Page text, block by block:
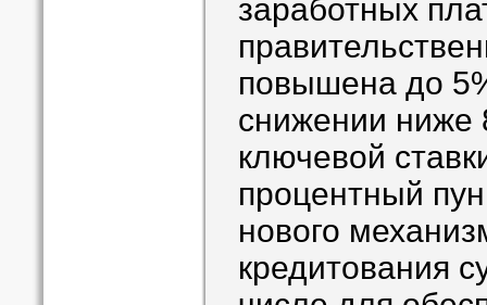
заработных
повышена до
снижении ниже
ключевой
процентный
нового
кредитования